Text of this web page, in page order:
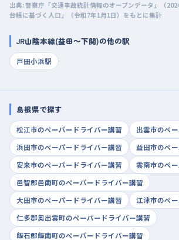
出典: 警察庁「交通事故統計情報のオープンデータ」（
台帳に基づく人口」（令和7年1月1日）をもとに集計
JR山陰本線(益田～下関)の他の駅
戸田小浜駅
島根県で探す
松江市のペーパードライバー講習
出雲市のペ
浜田市のペーパードライバー講習
益田市のペ
安来市のペーパードライバー講習
雲南市のペ
邑智郡邑南町のペーパードライバー講習
大田市のペーパードライバー講習
江津市のペ
仁多郡奥出雲町のペーパードライバー講習
飯石郡飯南町のペーパードライバー講習